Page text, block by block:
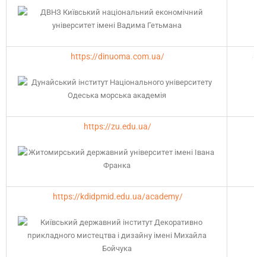
https://dinuoma.com.ua/
https://zu.edu.ua/
https://kdidpmid.edu.ua/academy/